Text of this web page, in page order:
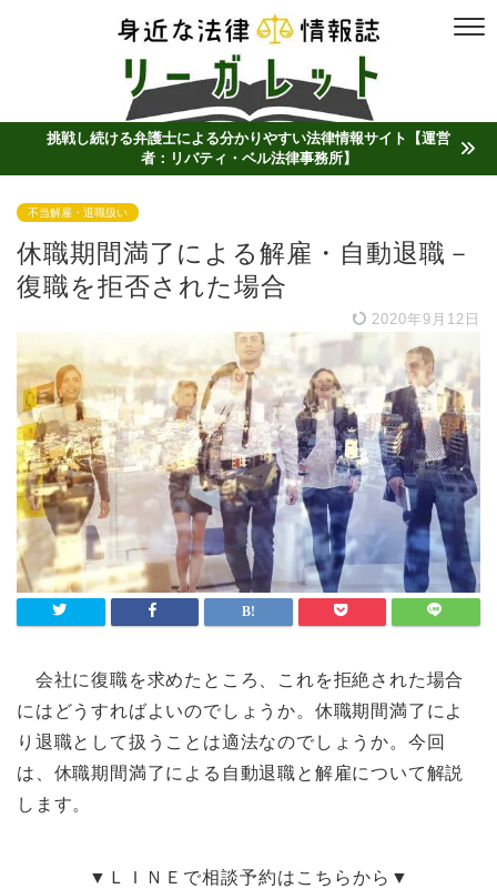
挑戦し続ける弁護士による分かりやすい法律情報サイト【運営
者：リバティ・ベル法律事務所】
不当解雇・退職扱い
休職期間満了による解雇・自動退職－
復職を拒否された場合
2020年9月12日
会社に復職を求めたところ、これを拒絶された場合
にはどうすればよいのでしょうか。休職期間満了によ
り退職として扱うことは適法なのでしょうか。今回
は、休職期間満了による自動退職と解雇について解説
します。
▼ＬＩＮＥで相談予約はこちらから▼